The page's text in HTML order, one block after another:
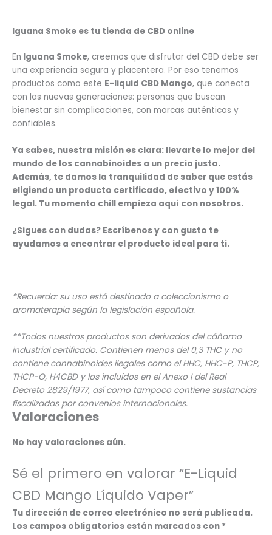
Iguana Smoke es tu tienda de CBD online
En Iguana Smoke, creemos que disfrutar del CBD debe ser
una experiencia segura y placentera. Por eso tenemos
productos como este E-liquid CBD Mango, que conecta
con las nuevas generaciones: personas que buscan
bienestar sin complicaciones, con marcas auténticas y
confiables.
Ya sabes, nuestra misión es clara: llevarte lo mejor del
mundo de los cannabinoides a un precio justo.
Además, te damos la tranquilidad de saber que estás
eligiendo un producto certificado, efectivo y 100%
legal. Tu momento chill empieza aquí con nosotros.
¿Sigues con dudas? Escríbenos y con gusto te
ayudamos a encontrar el producto ideal para ti.
*Recuerda: su uso está destinado a coleccionismo o
aromaterapia según la legislación española.
**Todos nuestros productos son derivados del cáñamo
industrial certificado. Contienen menos del 0,3 THC y no
contiene cannabinoides ilegales como el HHC, HHC-P, THCP,
THCP-O, H4CBD y los incluidos en el Anexo I del Real
Decreto 2829/1977, así como tampoco contiene sustancias
fiscalizadas por convenios internacionales.
Valoraciones
No hay valoraciones aún.
Sé el primero en valorar “E-Liquid
CBD Mango Líquido Vaper”
Tu dirección de correo electrónico no será publicada.
Los campos obligatorios están marcados con *